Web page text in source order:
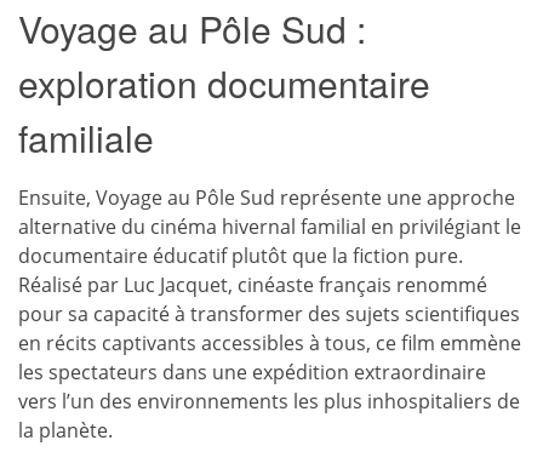
Voyage au Pôle Sud :
exploration documentaire
familiale
Ensuite, Voyage au Pôle Sud représente une approche
alternative du cinéma hivernal familial en privilégiant le
documentaire éducatif plutôt que la fiction pure.
Réalisé par Luc Jacquet, cinéaste français renommé
pour sa capacité à transformer des sujets scientifiques
en récits captivants accessibles à tous, ce film emmène
les spectateurs dans une expédition extraordinaire
vers l’un des environnements les plus inhospitaliers de
la planète.